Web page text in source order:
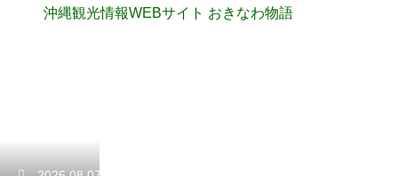
沖縄観光情報WEBサイト おきなわ物語